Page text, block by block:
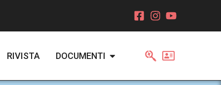
RIVISTA DOCUMENTI